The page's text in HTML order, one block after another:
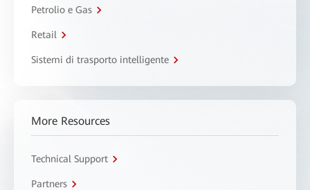
Petrolio e Gas
Retail
Sistemi di trasporto intelligente
More Resources
Technical Support
Partners